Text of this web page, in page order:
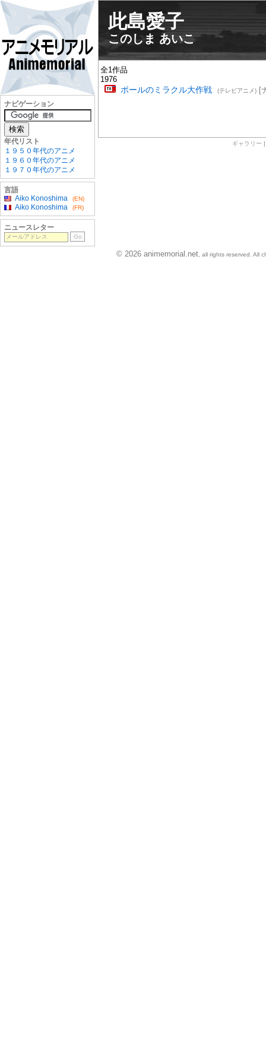
此島愛子
このしま あいこ
全1作品
1976
ポールのミラクル大作戦 (テレビアニメ)[
ギャラリー
ナビゲーション
年代リスト
１９５０年代のアニメ
１９６０年代のアニメ
１９７０年代のアニメ
言語
Aiko Konoshima
(EN)
Aiko Konoshima (FR)
ニュースレター
© 2026 animemorial.net , all rights reserved. All